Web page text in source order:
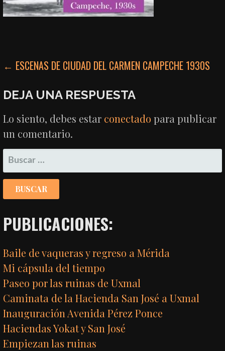
NAVEGACIÓN
DE
ENTRADAS
← ESCENAS DE CIUDAD DEL CARMEN CAMPECHE 1930S
DEJA UNA RESPUESTA
Lo siento, debes estar conectado para publicar
un comentario.
BUSCAR:
PUBLICACIONES:
Baile de vaqueras y regreso a Mérida
Mi cápsula del tiempo
Paseo por las ruinas de Uxmal
Caminata de la Hacienda San José a Uxmal
Inauguración Avenida Pérez Ponce
Haciendas Yokat y San José
Empiezan las ruinas